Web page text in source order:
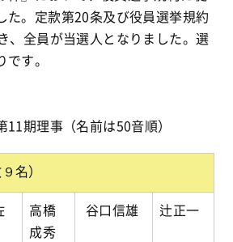
た。定款第20条及び役員選挙規約
、全員が当選人となりました。選
す。
期理事（名前は50音順）
名）
高橋
成秀
谷口信雄 辻正一